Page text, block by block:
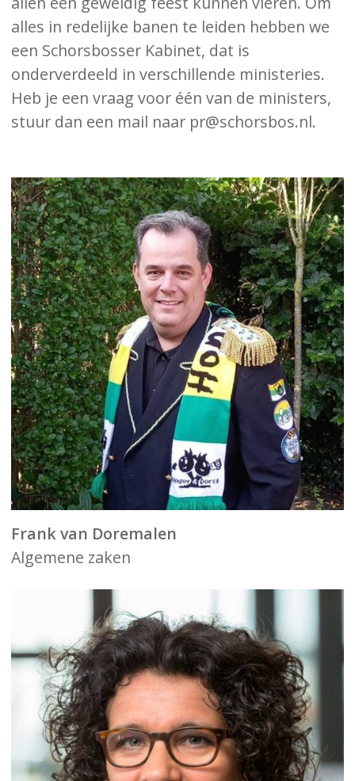
alles in redelijke banen te leiden hebben we
een Schorsbosser Kabinet, dat is
onderverdeeld in verschillende ministeries.
Heb je een vraag voor één van de ministers,
stuur dan een mail naar pr@schorsbos.nl.
Frank van Doremalen
Algemene zaken